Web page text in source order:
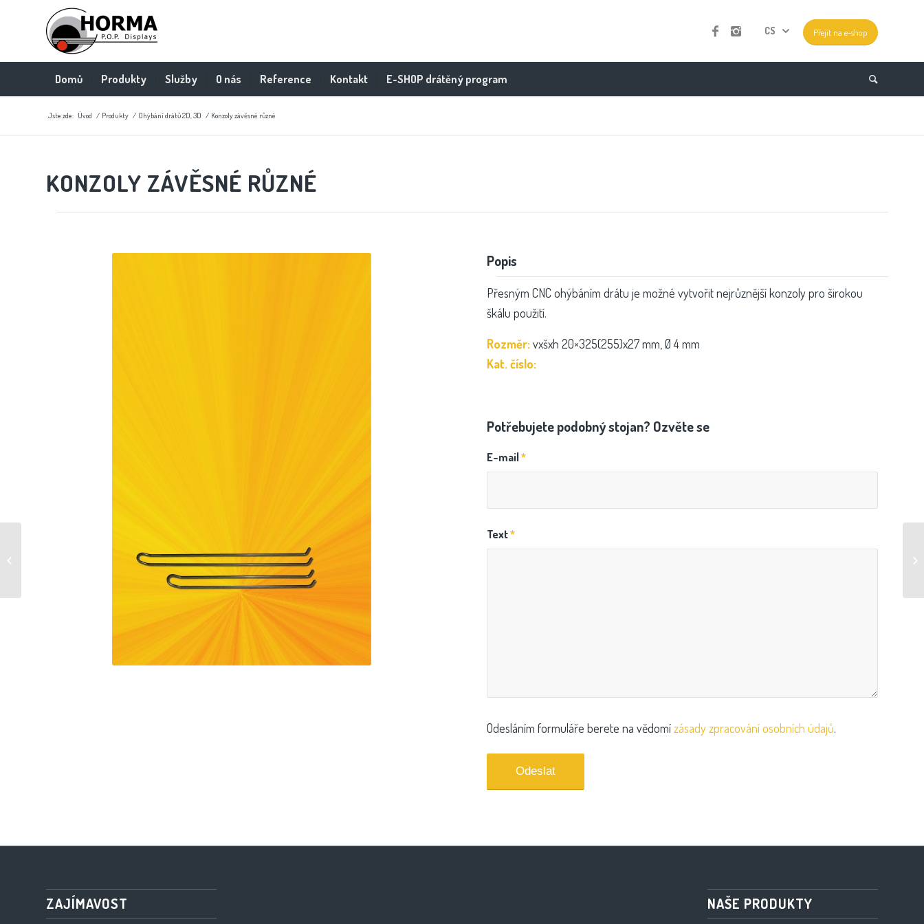
Přejít na e-shop
CS
Domů Produkty Služby O nás Reference Kontakt E-SHOP drátěný program
Jste zde: Úvod / Produkty / Ohýbání drátů 2D, 3D / Konzoly závěsné různé
KONZOLY ZÁVĚSNÉ RŮZNÉ
Popis
Přesným CNC ohýbáním drátu je možné vytvořit nejrůznější konzoly pro širokou
škálu použití.
Rozměr:vxšxh 20×325(255)x27 mm, Ø 4 mm
Kat. číslo:
Potřebujete podobný stojan? Ozvěte se
E-mail*
Text*
Odesláním formuláře berete na vědomízásady zpracování osobních údajů.
ZAJÍMAVOST NAŠE PRODUKTY